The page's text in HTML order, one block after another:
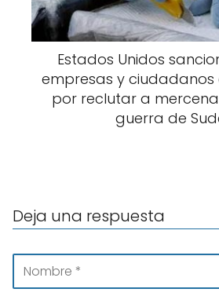
Estados Unidos
empresas y
por reclutar a
guerra de
Deja una respuesta